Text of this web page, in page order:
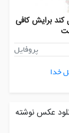
برایش کافی
پروفایل
خدا
عکس نوشته